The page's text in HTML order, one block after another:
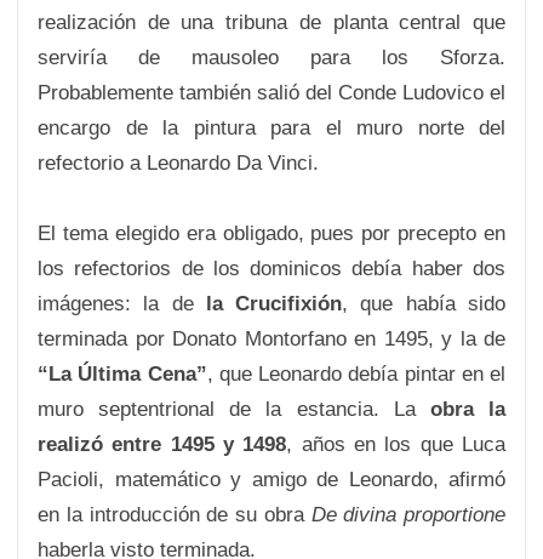
realización de una tribuna de planta central que
serviría de mausoleo para los Sforza.
Probablemente también salió del Conde Ludovico el
encargo de la pintura para el muro norte del
refectorio a Leonardo Da Vinci.
El tema elegido era obligado, pues por precepto en
los refectorios de los dominicos debía haber dos
imágenes: la de la Crucifixión, que había sido
terminada por Donato Montorfano en 1495, y la de
“La Última Cena”, que Leonardo debía pintar en el
muro septentrional de la estancia. La obra la
realizó entre 1495 y 1498, años en los que Luca
Pacioli, matemático y amigo de Leonardo, afirmó
en la introducción de su obra De divina proportione
haberla visto terminada.